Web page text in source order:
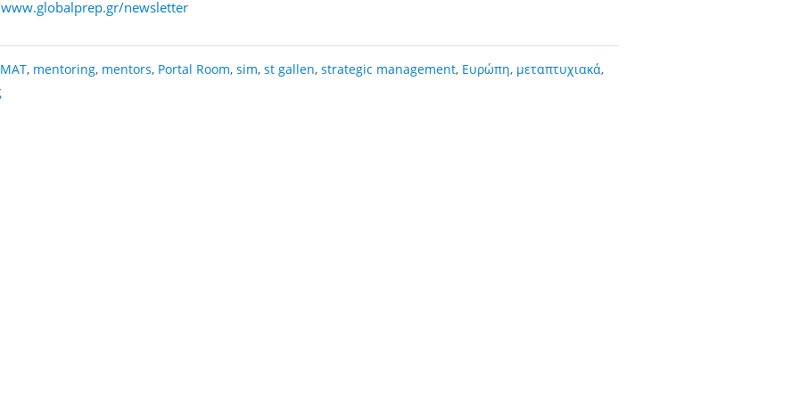
newsletter
, mentoring, mentors, Portal Room, sim, st gallen, strategic management, Ευρώπη, μεταπτυχιακά,